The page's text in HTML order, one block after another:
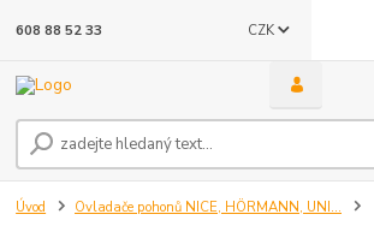
CZK
608 88 52 33
Úvod Ovladače pohonů NICE, HÖRMANN, UNI...